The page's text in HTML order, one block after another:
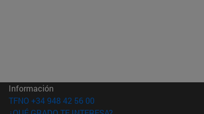
Información
TFNO +34 948 42 56 00